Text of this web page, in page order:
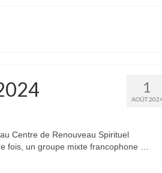
1
AOÛT
Centre de Renouveau Spirituel
fois, un groupe mixte francophone …